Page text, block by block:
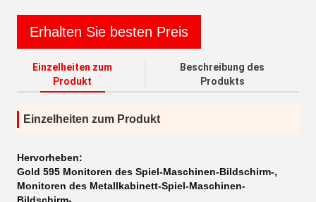
Erhalten Sie besten Preis
Einzelheiten zum
Produkt
Beschreibung des
Produkts
Einzelheiten zum Produkt
Hervorheben:
Gold 595 Monitoren des Spiel-Maschinen-Bildschirm-,
Monitoren des Metallkabinett-Spiel-Maschinen-